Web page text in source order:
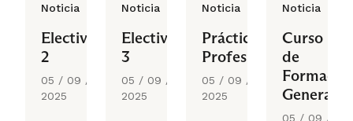
Noticia
Electivo
2
05 / 09 /
2025
Noticia
Electivo
3
05 / 09 /
2025
Noticia
Práctica
Profesional
05 / 09 /
2025
Noticia
Curso
de
General
05 / 09 /